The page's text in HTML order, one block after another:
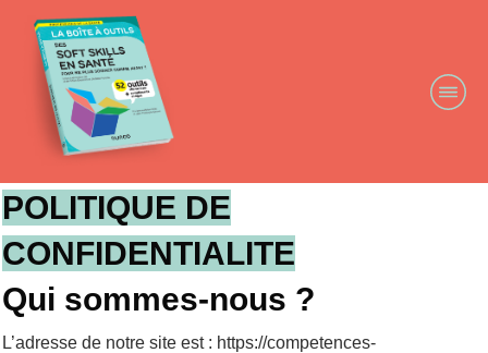
POLITIQUE DE
CONFIDENTIALITE
Qui sommes-nous ?
L’adresse de notre site est : https://competences-